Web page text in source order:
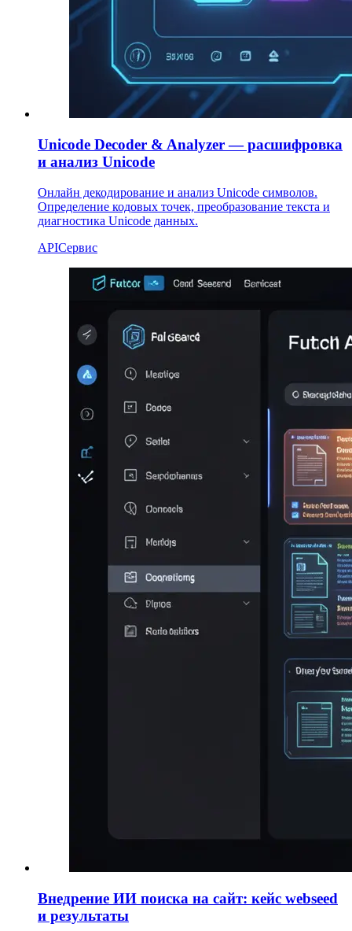
Unicode Decoder & Analyzer — расшифровка
и анализ Unicode
Онлайн декодирование и анализ Unicode символов.
Определение кодовых точек, преобразование текста и
диагностика Unicode данных.
APIСервис
Внедрение ИИ поиска на сайт: кейс webseed
и результаты